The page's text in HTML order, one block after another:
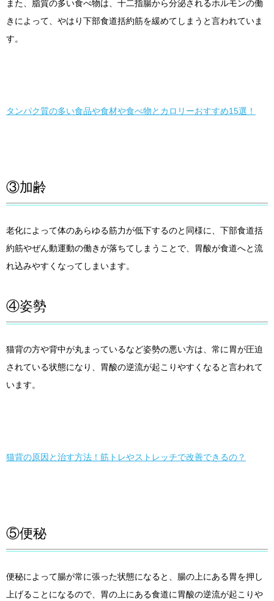
また、脂質の多い食べ物は、十二指腸から分泌されるホルモンの働
きによって、やはり下部食道括約筋を緩めてしまうと言われていま
す。
タンパク質の多い食品や食材や食べ物とカロリーおすすめ15選！
③加齢
老化によって体のあらゆる筋力が低下するのと同様に、下部食道括
約筋やぜん動運動の働きが落ちてしまうことで、胃酸が食道へと流
れ込みやすくなってしまいます。
④姿勢
猫背の方や背中が丸まっているなど姿勢の悪い方は、常に胃が圧迫
されている状態になり、胃酸の逆流が起こりやすくなると言われて
います。
猫背の原因と治す方法！筋トレやストレッチで改善できるの？
⑤便秘
便秘によって腸が常に張った状態になると、腸の上にある胃を押し
上げることになるので、胃の上にある食道に胃酸の逆流が起こりや